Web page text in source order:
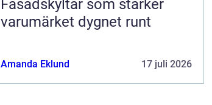
Fasadskyltar som stärker
varumärket dygnet runt
Amanda Eklund 17 juli 2026